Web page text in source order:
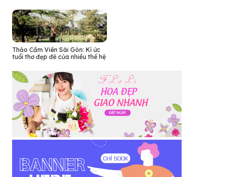
Thảo Cầm Viên Sài Gòn: Kí ức
tuổi thơ đẹp đẽ của nhiều thế hệ